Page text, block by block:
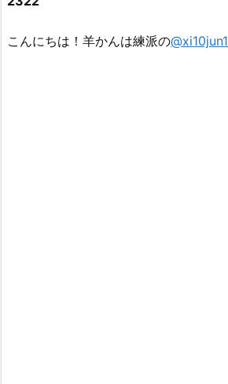
こんにちは！羊かんは練派の@xi10jun1